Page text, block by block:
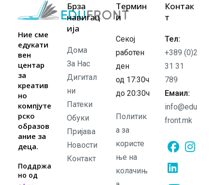
Ние сме
едукати
вен
центар
за
креатив
но
компјуте
рско
образов
ание за
деца.
Поддржа
но од
Брза
навигац
ија
Дома
За Нас
Дигитал
ни
Патеки
Обуки
Пријава
Новости
Контакт
Термин
и
Секој
работен
ден
од 17:30ч
до 20:30ч
Политик
а за
користе
ње на
колачињ
Контак
т
Тел:
+389 (0)2
31 31
789
Емаил:
info@edu
front.mk
Opens
in